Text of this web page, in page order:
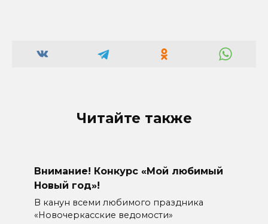
Читайте также
Внимание! Конкурс «Мой любимый
Новый год»!
В канун всеми любимого праздника
«Новочеркасские ведомости»